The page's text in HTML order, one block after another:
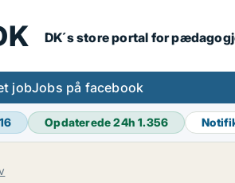
DK´s store portal for
jobJobs på facebook
Opdaterede 24h1.356